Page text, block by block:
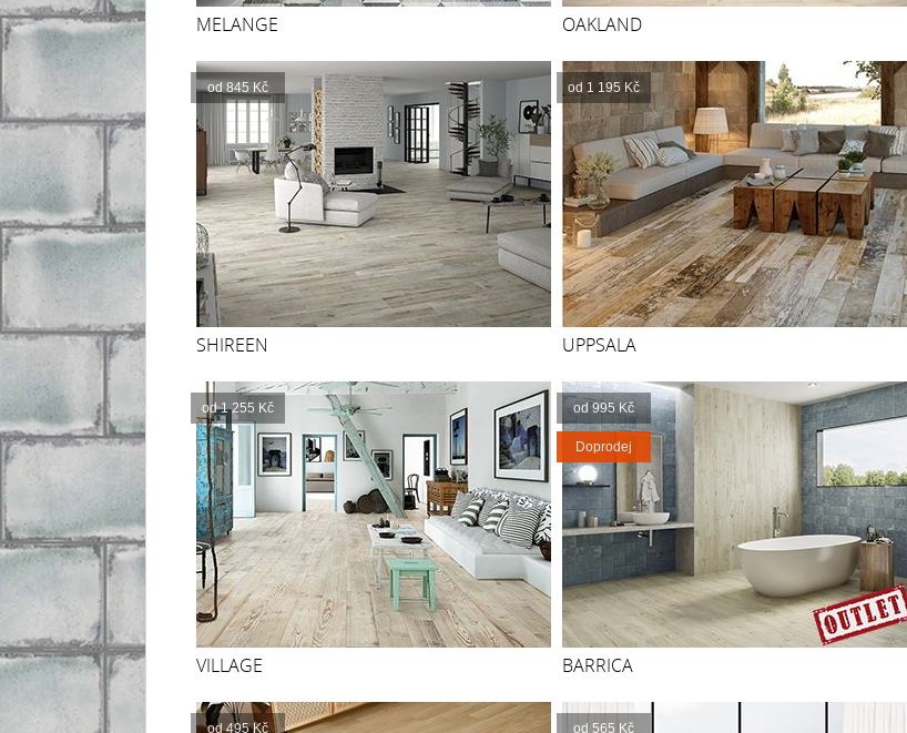
MELANGE OAKLAND
od 845 Kč
SHIREEN
od 1 195 Kč
UPPSALA
od 1 255 Kč
VILLAGE
od 995 Kč
Doprodej
BARRICA
od 495 Kč od 565 Kč